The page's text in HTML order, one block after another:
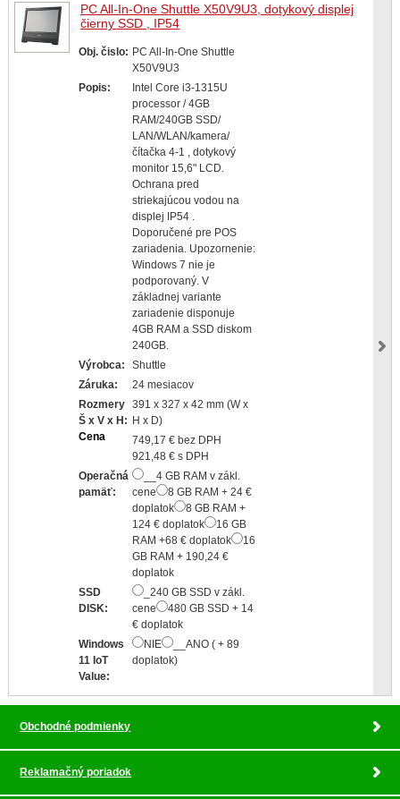
PC All-In-One Shuttle X50V9U3, dotykový displej
čierny SSD , IP54
Obj. čislo: PC All-In-One Shuttle
X50V9U3
Popis:
Intel Core i3-1315U
processor / 4GB
RAM/240GB SSD/
LAN/WLAN/kamera/
čítačka 4-1 , dotykový
monitor 15,6" LCD.
Ochrana pred
striekajúcou vodou na
displej IP54 .
Doporučené pre POS
zariadenia. Upozornenie:
Windows 7 nie je
podporovaný. V
základnej variante
zariadenie disponuje
4GB RAM a SSD diskom
240GB.
Výrobca:
Shuttle
Záruka:
24 mesiacov
Rozmery
Š x V x H:
391 x 327 x 42 mm (W x
H x D)
Cena
749,17 € bez DPH
921,48 € s DPH
Operačná
pamäť:
__4 GB RAM v zákl.
cene
8 GB RAM + 24 €
doplatok
8 GB RAM +
124 € doplatok
16 GB
RAM +68 € doplatok
16
GB RAM + 190,24 €
doplatok
SSD
DISK:
_240 GB SSD v zákl.
cene
480 GB SSD + 14
€ doplatok
Windows
11 IoT
Value:
NIE
__ANO ( + 89
doplatok)
Obchodné podmienky
Reklamačný poriadok